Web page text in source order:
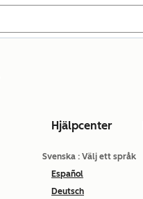
Hjälpcenter
Svenska : Välj ett språk
Español
Deutsch